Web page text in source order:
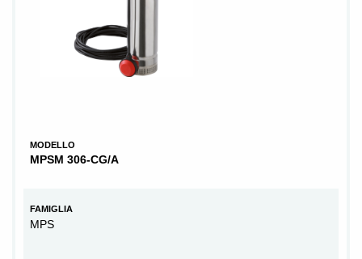
MODELLO
MPSM 306-CG/A
FAMIGLIA
MPS